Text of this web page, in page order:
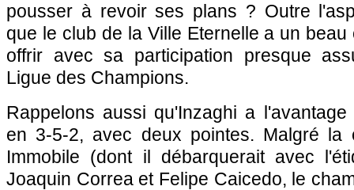
pousser à revoir ses plans ? Outre
que le club de la Ville Eternelle a un
offrir avec sa participation presque
Ligue des Champions.
Rappelons aussi qu'Inzaghi a
en 3-5-2, avec deux pointes. Malgré la
Immobile (dont il débarquerait avec
Joaquin Correa et Felipe Caicedo, le